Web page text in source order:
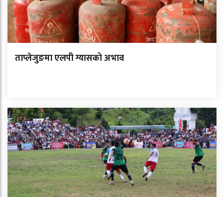
ताप्लेजुङमा एलपी ग्यासको अभाव